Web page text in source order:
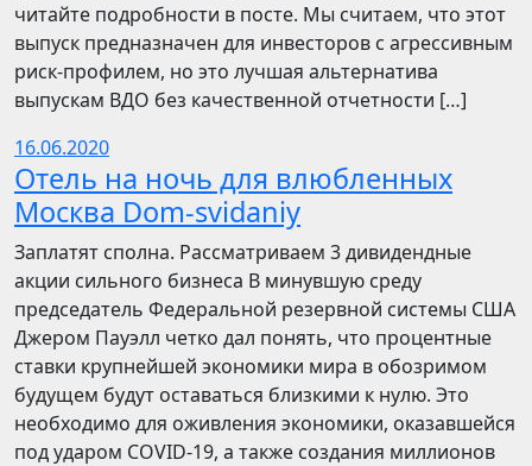
читайте подробности в посте. Мы считаем, что этот
выпуск предназначен для инвесторов с агрессивным
риск-профилем, но это лучшая альтернатива
выпускам ВДО без качественной отчетности […]
16.06.2020
Отель на ночь для влюбленных
Москва Dom-svidaniy
Заплатят сполна. Рассматриваем 3 дивидендные
акции сильного бизнеса В минувшую среду
председатель Федеральной резервной системы США
Джером Пауэлл четко дал понять, что процентные
ставки крупнейшей экономики мира в обозримом
будущем будут оставаться близкими к нулю. Это
необходимо для оживления экономики, оказавшейся
под ударом COVID-19, а также создания миллионов